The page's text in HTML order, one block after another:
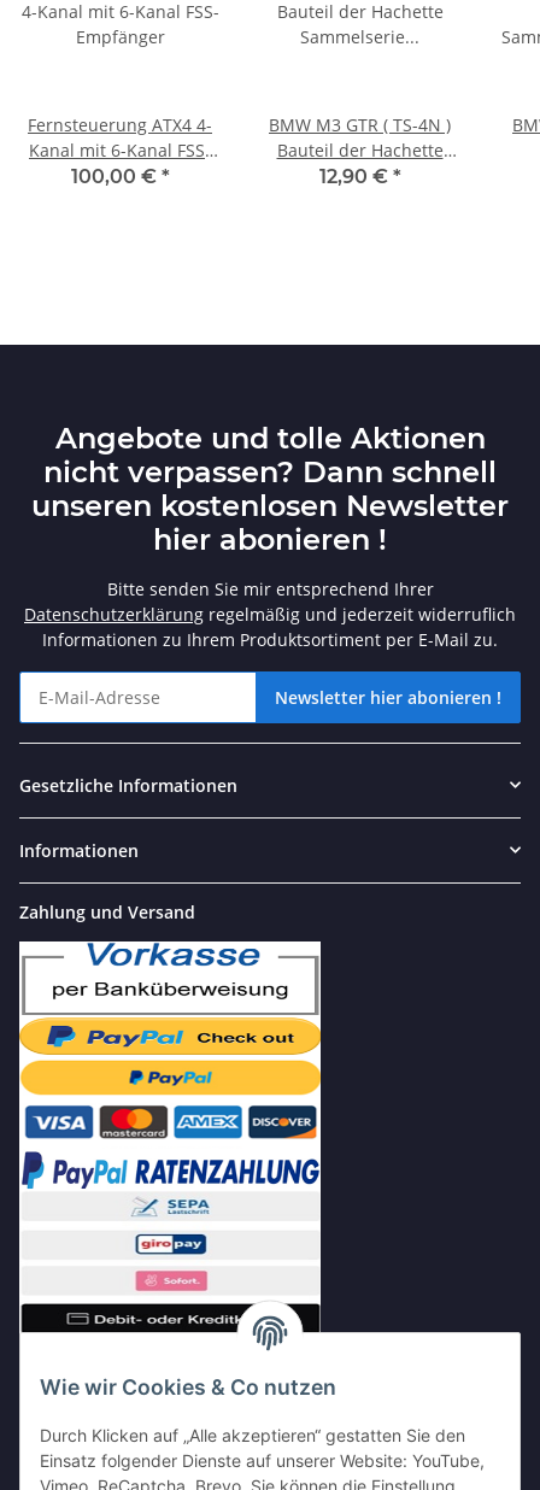
Wie wir Cookies & Co nutzen
Durch Klicken auf „Alle akzeptieren“ gestatten Sie den
Einsatz folgender Dienste auf unserer Website: YouTube,
Fernsteuerung ATX4 4-
Kanal mit 6-Kanal FSS-
Empfänger
100,00 € *
BMW M3 GTR ( TS-4N )
Bauteil der Hachette
Sammelserie Ausgabe
12,90 € *
Angebote und tolle Aktionen
nicht verpassen? Dann schnell
unseren kostenlosen Newsletter
hier abonieren !
Bitte senden Sie mir entsprechend Ihrer
Datenschutzerklärung regelmäßig und jederzeit widerruflich
Informationen zu Ihrem Produktsortiment per E-Mail zu.
Newsletter hier abonieren !
Gesetzliche Informationen
Informationen
Zahlung und Versand